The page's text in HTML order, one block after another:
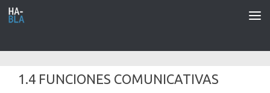
Saltar al contenido
1.4 FUNCIONES COMUNICATIVAS